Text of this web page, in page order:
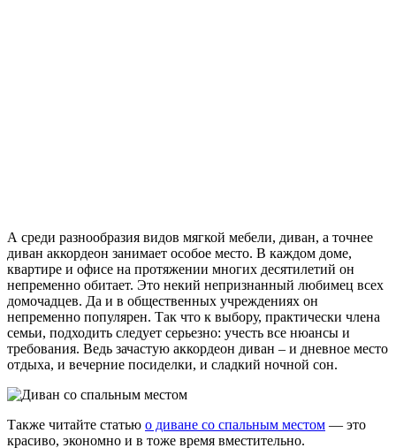
А среди разнообразия видов мягкой мебели, диван, а точнее
диван аккордеон занимает особое место. В каждом доме,
квартире и офисе на протяжении многих десятилетий он
непременно обитает. Это некий непризнанный любимец всех
домочадцев. Да и в общественных учреждениях он
непременно популярен. Так что к выбору, практически члена
семьи, подходить следует серьезно: учесть все нюансы и
требования. Ведь зачастую аккордеон диван – и дневное место
отдыха, и вечерние посиделки, и сладкий ночной сон.
Также читайте статью о диване со спальным местом — это
красиво, экономно и в тоже время вместительно.